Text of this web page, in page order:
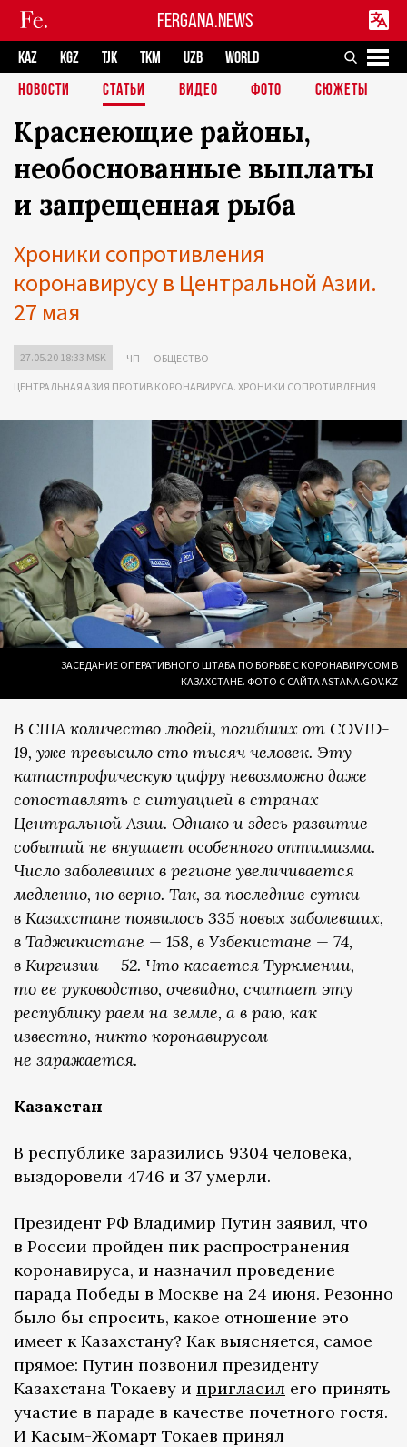
FERGANA.NEWS
KAZ KGZ TJK TKM UZB
WORLD
НОВОСТИ
СТАТЬИ ВИДЕО ФОТО СЮЖЕТЫ
Краснеющие районы,
необоснованные выплаты
и запрещенная рыба
Хроники сопротивления
коронавирусу в Центральной Азии.
27 мая
27.05.20 18:33 MSK ЧП ОБЩЕСТВО
ЦЕНТРАЛЬНАЯ АЗИЯ ПРОТИВ КОРОНАВИРУСА. ХРОНИКИ СОПРОТИВЛЕНИЯ
ЗАСЕДАНИЕ ОПЕРАТИВНОГО ШТАБА ПО БОРЬБЕ С КОРОНАВИРУСОМ В
КАЗАХСТАНЕ. ФОТО С САЙТА ASTANA.GOV.KZ
В США количество людей, погибших от COVID-
19, уже превысило сто тысяч человек. Эту
катастрофическую цифру невозможно даже
сопоставлять с ситуацией в странах
Центральной Азии. Однако и здесь развитие
событий не внушает особенного оптимизма.
Число заболевших в регионе увеличивается
медленно, но верно. Так, за последние сутки
в Казахстане появилось 335 новых заболевших,
в Таджикистане — 158, в Узбекистане — 74,
в Киргизии — 52. Что касается Туркмении,
то ее руководство, очевидно, считает эту
республику раем на земле, а в раю, как
известно, никто коронавирусом
не заражается.
Казахстан
В республике заразились 9304 человека,
выздоровели 4746 и 37 умерли.
Президент РФ Владимир Путин заявил, что
в России пройден пик распространения
коронавируса, и назначил проведение
парада Победы в Москве на 24 июня. Резонно
было бы спросить, какое отношение это
имеет к Казахстану? Как выясняется, самое
прямое: Путин позвонил президенту
Казахстана Токаеву и пригласил его принять
участие в параде в качестве почетного гостя.
И Касым-Жомарт Токаев принял